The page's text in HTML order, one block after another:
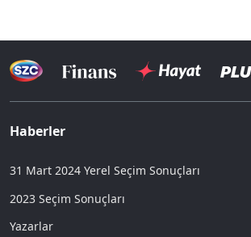
Haberler
31 Mart 2024 Yerel Seçim Sonuçları
2023 Seçim Sonuçları
Yazarlar